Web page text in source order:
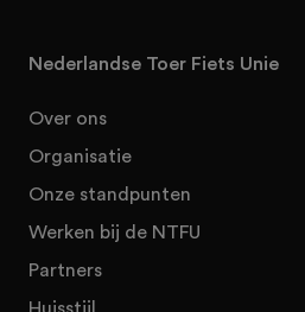
Nederlandse Toer Fiets Unie
Over ons
Organisatie
Onze standpunten
Werken bij de NTFU
Partners